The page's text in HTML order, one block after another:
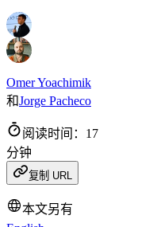
Omer Yoachimik
和Jorge Pacheco
阅读时间：17
分钟
复制 URL
本文另有